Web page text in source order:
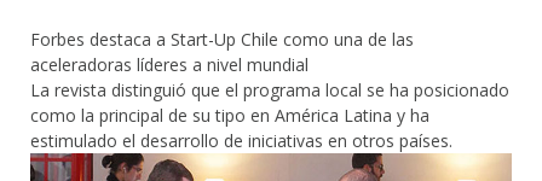
Forbes destaca a Start-Up Chile como una de las
aceleradoras líderes a nivel mundial
La revista distinguió que el programa local se ha posicionado
como la principal de su tipo en América Latina y ha
estimulado el desarrollo de iniciativas en otros países.